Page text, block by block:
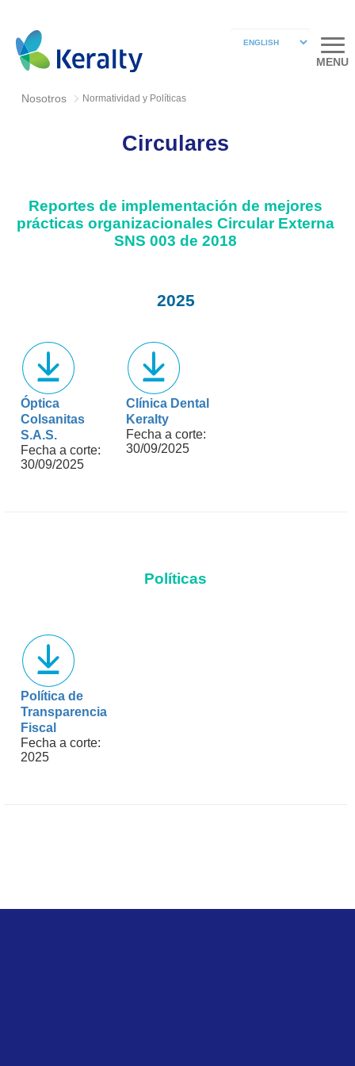
MENU
Nosotros Normatividad y Políticas
Circulares
Reportes de implementación de mejores
prácticas organizacionales Circular Externa
SNS 003 de 2018
2025
Óptica
Colsanitas
S.A.S.
Fecha a corte:
30/09/2025
Clínica Dental
Keralty
Fecha a corte:
30/09/2025
Políticas
Política de
Transparencia
Fiscal
Fecha a corte:
2025